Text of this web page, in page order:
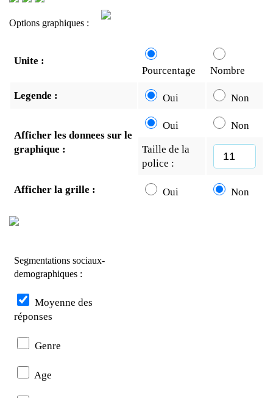
Options graphiques :
Unite :
Pourcentage
Nombre
Legende : Oui Non
Afficher les donnees sur le
graphique :
Oui Non
Taille de la
police :
Afficher la grille : Oui Non
Segmentations sociaux-
demographiques :
Moyenne des
réponses
Genre
Age